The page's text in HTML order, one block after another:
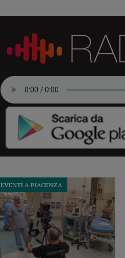
EVENTI A PIACENZA